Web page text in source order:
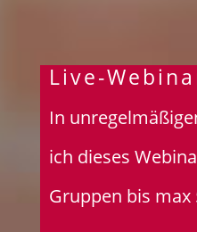
Live-
In
ich dieses
Gruppen bis max